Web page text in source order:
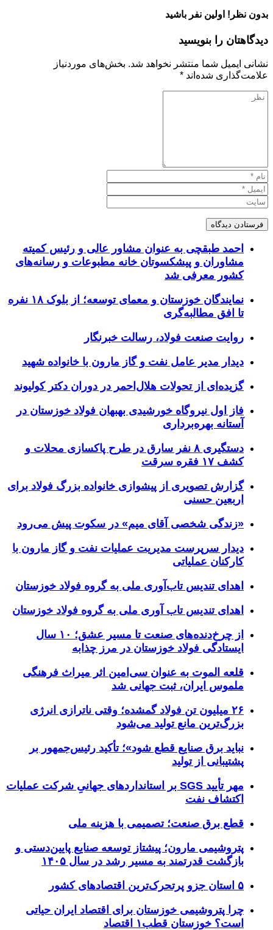
بدون نظر! اولین نفر باشید
دیدگاهتان را بنویسید
نشانی ایمیل شما منتشر نخواهد شد. بخش‌های موردنیاز
علامت‌گذاری شده‌اند *
احمد طبقچی به عنوان مشاور عالی و رئیس کمیته
مشاوران و پیشکسوتان خانه مطبوعات و رسانه‌های
کشور معرفی شد
نمایندگان خوزستان و معمای توسعه؛ از بلوک ۱۸ نفره
تا افق مطالبه‌گری
روایت صنعت فولاد،‌ رسالت خبرنگار
دیدار مدیر عامل نفت و گاز مارون با خانواده شهید
گزیده‌ای از تحولات هلال‌احمر در دوران دکتر کولیوند
فاز اول نیروگاه خورشیدی بهبهان فولاد خوزستان در
آستانه بهره‌برداری
دستگیری ۸ نفر سارق در طرح پاکسازی محلات و
کشف ۱۷ فقره سرقت
گزارش تصویری از پیشوازی خانواده بزرگ فولاد برای
اربعین حسنی
«زندگی شخصی آقای میم» در سکوت پیش می‌رود
دیدار سرپرست مدیریت عملیات نفت و گاز مارون با
کارکنان عملیاتی
اهدای تندیس تاب‌آوری ملی به گروه فولاد خوزستان
اهدای تندیس تاب آوری ملی به گروه فولاد خوزستان
از چرخ‌دنده‌های صنعت تا مسیر عشق؛ ۱۰ سال
ایستادگی فولاد خوزستان در مرز چذابه
قلعه الموت به عنوان سی‌امین اثر میراث‌ فرهنگی
ملموس ایران، ثبت جهانی شد
۲۶ میلیون تن فولاد گمشده؛ وقتی ناترازی انرژی
بزرگ‌ترین مانع تولید می‌شود
نباید برق صنایع قطع شود»؛ تأکید رئیس‌جمهور بر
پشتیبانی از تولید
مهر تأیید SGS بر استانداردهای جهانیِ شرکت عملیات
اکتشاف نفت
قطع برق صنعت؛ تصمیمی با هزینه ملی
پتروشیمی مارون؛ پیشتاز توسعه صنایع پایین‌دستی و
بازگشت قدرتمند به مسیر رشد در سال ۱۴۰۵
۵ استان جزو پرتحرک‌ترین اقتصاد‌های کشور
چرا پتروشیمی خوزستان برای اقتصاد ایران حیاتی
است؟ خوزستان قطب۱ اقتصاد